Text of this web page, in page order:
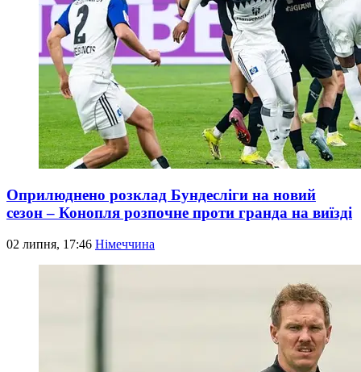
Оприлюднено розклад Бундесліги на новий
сезон – Конопля розпочне проти гранда на виїзді
02 липня, 17:46 Німеччина